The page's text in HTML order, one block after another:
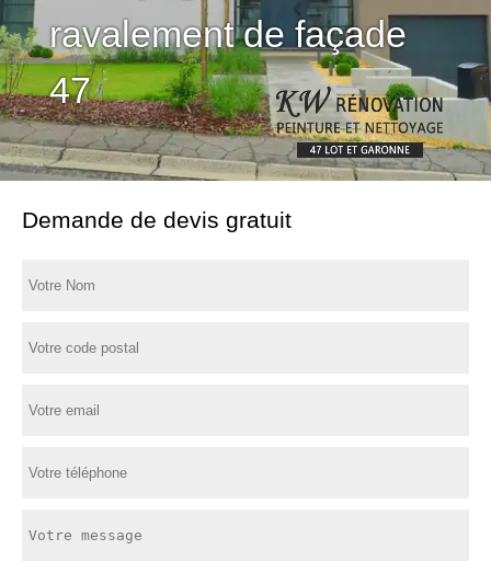
ravalement de façade
47
Demande de devis gratuit